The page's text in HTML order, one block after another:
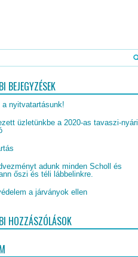
BEJEGYZÉSEK
nyitvatartásunk!
üzletünkbe a 2020-as tavaszi-nyári
adunk minden Scholl és
őszi és téli lábbelinkre.
a járványok ellen
HOZZÁSZÓLÁSOK